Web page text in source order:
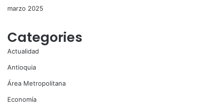
marzo 2025
Categories
Actualidad
Antioquia
Área Metropolitana
Economía